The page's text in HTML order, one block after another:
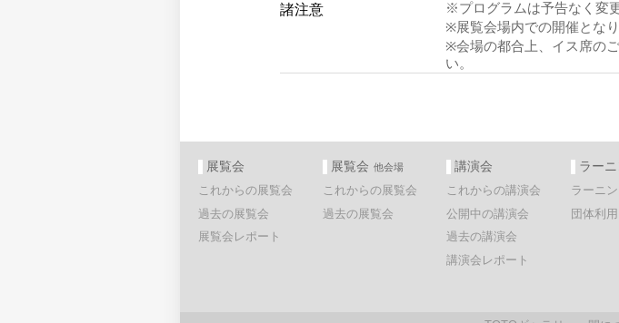
諸注意
※プログラムは予告なく変
※展覧会場内での開催となり
※会場の都合上、イス席の
い。
展覧会
これからの展覧会
過去の展覧会
展覧会レポート
展覧会 他会場
これからの展覧会
過去の展覧会
講演会
これからの講演会
公開中の講演会
過去の講演会
講演会レポート
ラー
ラーニ
団体利用